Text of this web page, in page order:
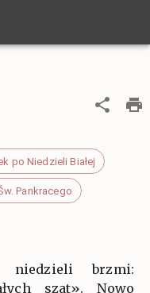
po Niedzieli Białej
Pankracego
niedzieli brzmi:
szat». Nowo